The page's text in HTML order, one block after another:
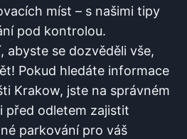
míst‍ – s našimi⁤ tipy
pod kontrolou.
‌abyste se⁢ dozvěděli vše,
Pokud hledáte⁤ informace
Krakow, jste ⁤na správném
před⁣ odletem zajistit
parkování‌ pro ⁤váš